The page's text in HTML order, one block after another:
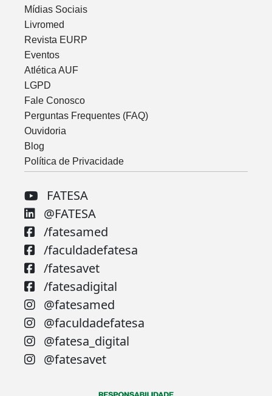
Mídias Sociais
Livromed
Revista EURP
Eventos
Atlética AUF
LGPD
Fale Conosco
Perguntas Frequentes (FAQ)
Ouvidoria
Blog
Política de Privacidade
FATESA
@FATESA
/fatesamed
/faculdadefatesa
/fatesavet
/fatesadigital
@fatesamed
@faculdadefatesa
@fatesa_digital
@fatesavet